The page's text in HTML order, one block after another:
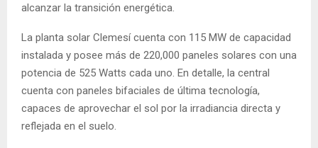
alcanzar la transición energética.
La planta solar Clemesí cuenta con 115 MW de capacidad
instalada y posee más de 220,000 paneles solares con una
potencia de 525 Watts cada uno. En detalle, la central
cuenta con paneles bifaciales de última tecnología,
capaces de aprovechar el sol por la irradiancia directa y
reflejada en el suelo.